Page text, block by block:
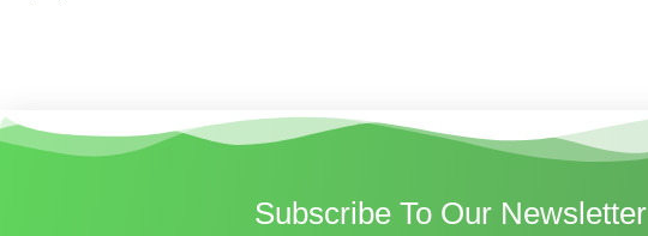
Subscribe To Our Newsletter